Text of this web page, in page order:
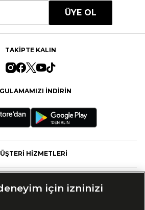
ÜYE OL
TAKİPTE KALIN
İNDİRİN
HİZMETLERİ
için izninizi